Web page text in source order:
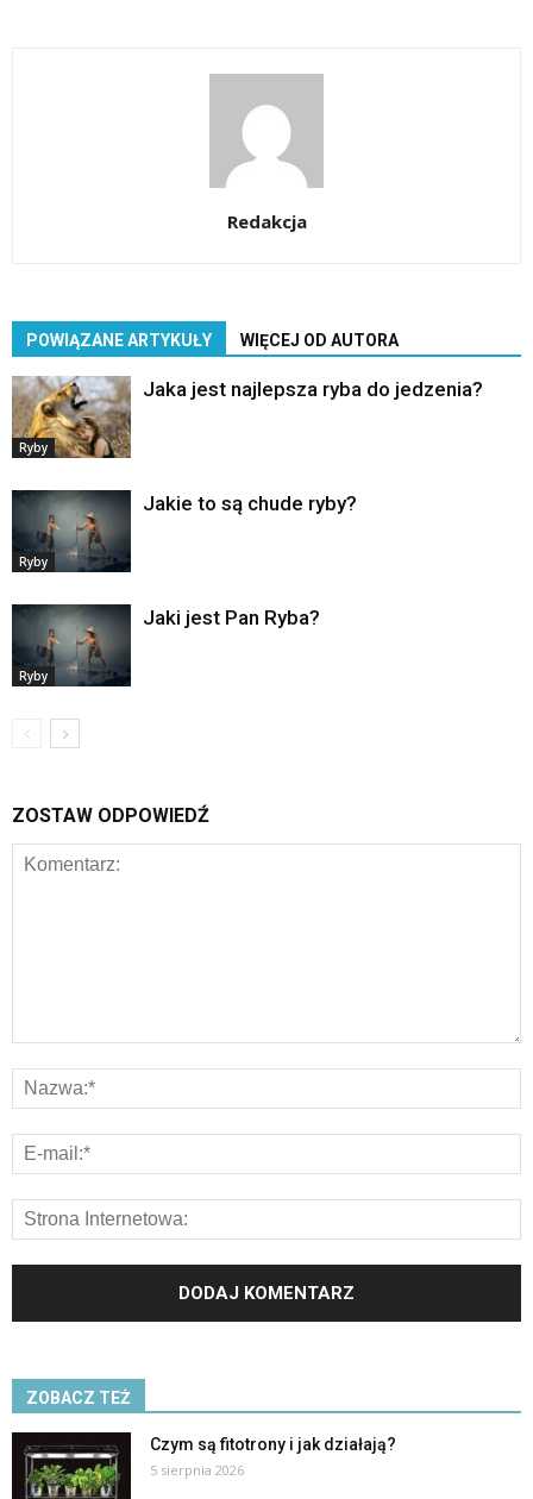
Redakcja
POWIĄZANE ARTYKUŁY WIĘCEJ OD AUTORA
Ryby
Jaka jest najlepsza ryba do jedzenia?
Ryby
Jakie to są chude ryby?
Ryby
Jaki jest Pan Ryba?
ZOSTAW ODPOWIEDŹ
ZOBACZ TEŻ
Czym są fitotrony i jak działają?
5 sierpnia 2026